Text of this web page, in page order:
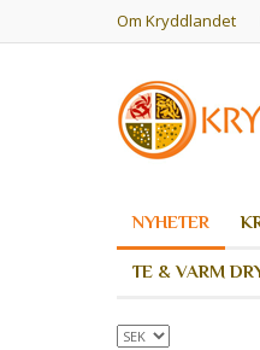
Om Kryddlandet
NYHETER
TE & VARM